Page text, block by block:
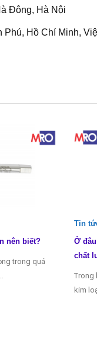
Đông, Hà Nội
Phú, Hồ Chí Minh,
nên biết?
trong quá
Tin
Ở
chất
Trong
kim